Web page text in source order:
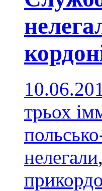
трьох
нелегали,